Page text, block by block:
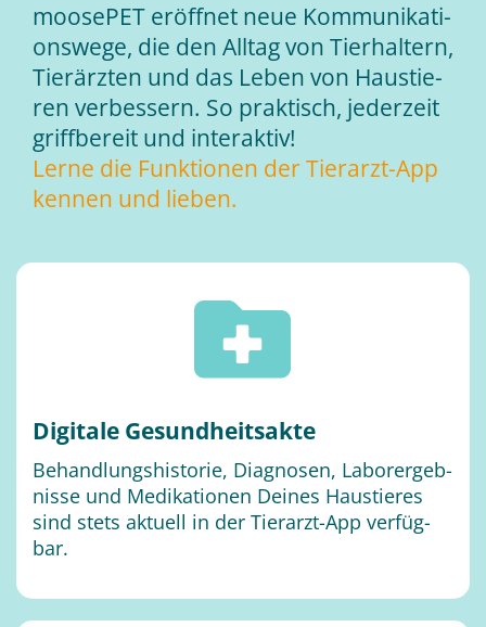
moo­se­PET er­öff­net neue Kom­mu­ni­ka­ti­
ons­we­ge, die den All­tag von Tier­hal­tern,
Tier­ärz­ten und das Le­ben von Haus­tie­
ren ver­bes­sern. So prak­tisch, je­der­zeit
griff­be­reit und in­ter­ak­tiv!
Ler­ne die Funk­tio­nen der Tier­arzt-App
ken­nen und lie­ben.
Di­gi­ta­le Ge­sund­heits­ak­te
Be­hand­lungs­his­to­rie, Dia­gno­sen, La­bor­er­geb­
nis­se und Me­di­ka­tio­nen Dei­nes Haus­tie­res
sind stets ak­tu­ell in der Tier­arzt-App ver­füg­
bar.